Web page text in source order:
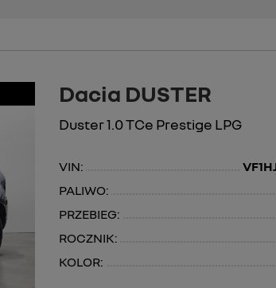
Dacia DUSTER
Duster 1.0 TCe Prestige LPG
VIN:
PALIWO:
PRZEBIEG:
ROCZNIK:
KOLOR: